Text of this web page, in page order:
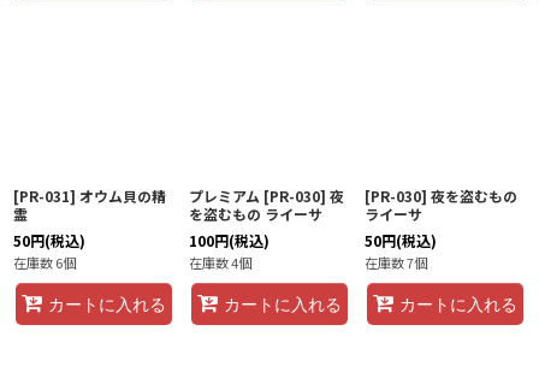
[PR-031] オウム貝の精
霊
50円(税込)
在庫数 6個
カートに入れる
プレミアム [PR-030] 夜
を盗むもの ライーサ
100円(税込)
在庫数 4個
カートに入れる
[PR-030] 夜を盗むもの
ライーサ
50円(税込)
在庫数 7個
カートに入れる